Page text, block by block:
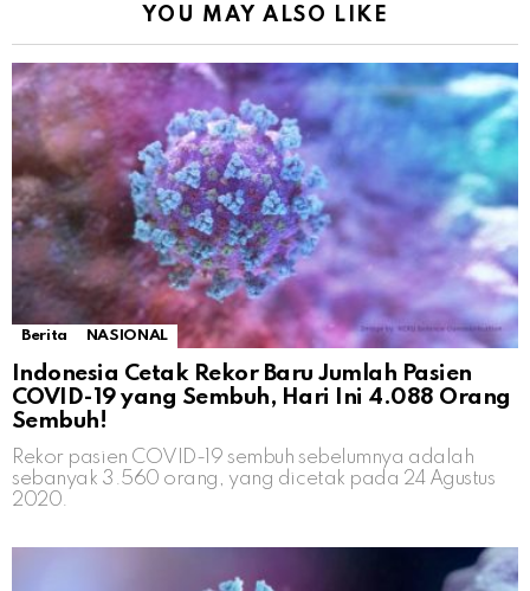
YOU MAY ALSO LIKE
Berita NASIONAL
Indonesia Cetak Rekor Baru Jumlah Pasien
COVID-19 yang Sembuh, Hari Ini 4.088 Orang
Sembuh!
Rekor pasien COVID-19 sembuh sebelumnya adalah
sebanyak 3.560 orang, yang dicetak pada 24 Agustus
2020.